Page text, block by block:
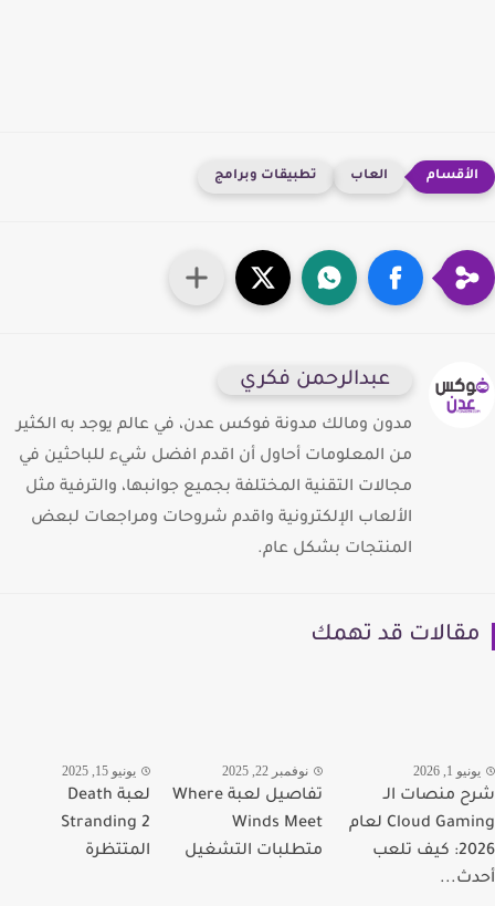
العاب تطبيقات وبرامج
عبدالرحمن فكري
مدون ومالك مدونة فوكس عدن، في عالم يوجد به الكثير
من المعلومات أحاول أن اقدم افضل شيء للباحثين في
مجالات التقنية المختلفة بجميع جوانبها، والترفية مثل
الألعاب الإلكترونية واقدم شروحات ومراجعات لبعض
المنتجات بشكل عام.
قد تهمك
1, 2026
منصات الـ
Cloud Gaming لعام
2026: كيف تلعب
نوفمبر 22, 2025
تفاصيل لعبة Where
Winds Meet
متطلبات التشغيل
يونيو 15, 2025
لعبة Death
Stranding 2
المتتظرة